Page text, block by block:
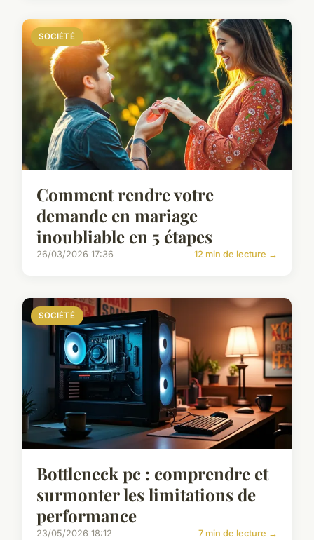
SOCIÉTÉ
Comment rendre votre
demande en mariage
inoubliable en 5 étapes
26/03/2026 17:36 12 min de lecture →
SOCIÉTÉ
Bottleneck pc : comprendre et
surmonter les limitations de
performance
23/05/2026 18:12 7 min de lecture →